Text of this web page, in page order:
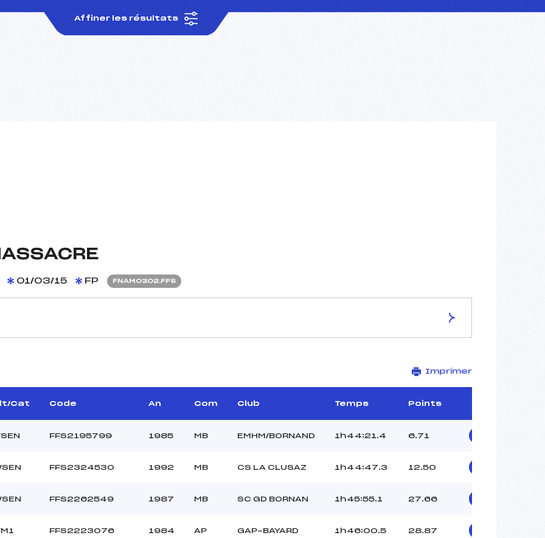
Affiner les résultats
01/03/15 FP FNAM0302.FFS
–
JOCELYNE (MJ)
La Darbellaz
Distance :
42 km
Point Haut :
1406 m
120 m
6.7100
Imprimer
Cat Code An Com Club Temps Points
FFS2195799 1985 MB EMHM/BORNAND 1h44:21.4 6.71
FFS2324530 1992 MB CS LA CLUSAZ 1h44:47.3 12.50
FFS2262549 1987 MB SC GD BORNAN 1h45:55.1 27.66
FFS2223076 1984 AP GAP-BAYARD 1h46:00.5 28.87